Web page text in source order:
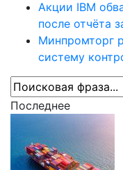
Акции IBM
после отчёта
Минпромторг
систему
Последнее